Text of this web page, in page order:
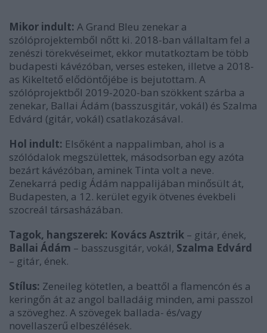
Mikor indult: A Grand Bleu zenekar a
szólóprojektemből nőtt ki. 2018-ban vállaltam fel a
zenészi törekvéseimet, ekkor mutatkoztam be több
budapesti kávézóban, verses esteken, illetve a 2018-
as Kikeltető elődöntőjébe is bejutottam. A
szólóprojektből 2019-2020-ban szökkent szárba a
zenekar, Ballai Ádám (basszusgitár, vokál) és Szalma
Edvárd (gitár, vokál) csatlakozásával.
Hol indult: Elsőként a nappalimban, ahol is a
szólódalok megszülettek, másodsorban egy azóta
bezárt kávézóban, aminek Tinta volt a neve.
Zenekarrá pedig Ádám nappalijában minősült át,
Budapesten, a 12. kerület egyik ötvenes évekbeli
szocreál társasházában.
Tagok, hangszerek: Kovács Asztrik – gitár, ének,
Ballai Ádám – basszusgitár, vokál, Szalma Edvárd
– gitár, ének.
Stílus: Zeneileg kötetlen, a beattől a flamencón és a
keringőn át az angol balladáig minden, ami passzol
a szöveghez. A szövegek ballada- és/vagy
novellaszerű elbeszélések.